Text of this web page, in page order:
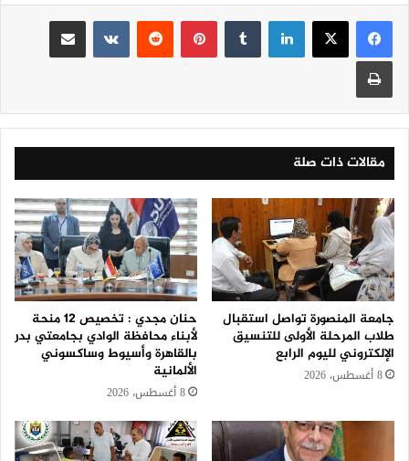
لينكدإن بينتيريست
مقالات ذات صلة
جامعة المنصورة تواصل استقبال
طلاب المرحلة الأولى للتنسيق
الإلكتروني لليوم الرابع
8 أغسطس، 2026
حنان مجدي : تخصيص 12 منحة
لأبناء محافظة الوادي بجامعتي بدر
بالقاهرة وأسيوط وساكسوني
الألمانية
8 أغسطس، 2026